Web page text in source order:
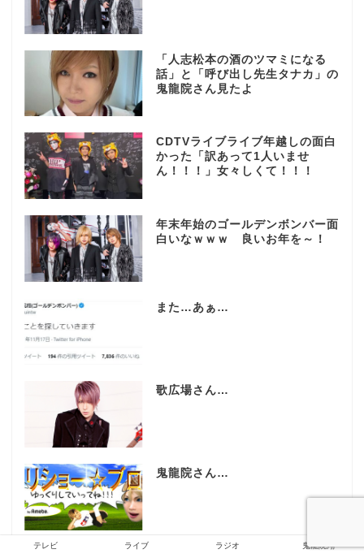
「人志松本の酒のツマミになる
話」と「呼び出し先生タナカ」の
鬼龍院さん見たよ
CDTVライブライブ年越しの面白
かった「訳あって1人いませ
ん！！！」女々しくて！！！
年末年始のゴールデンボンバー面
白いなｗｗｗ 良いお年を～！
また…あぁ…
歌広場さん…
鬼龍院さん…
テレビ ライブ ラジオ 鬼龍院翔